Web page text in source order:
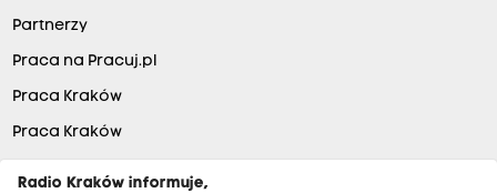
Partnerzy
Praca na Pracuj.pl
Praca Kraków
Praca Kraków
Radio Kraków informuje,